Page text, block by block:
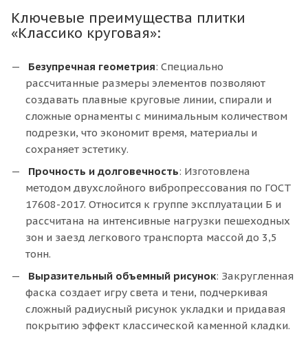
Ключевые преимущества плитки
«Классико круговая»:
Безупречная геометрия: Специально
рассчитанные размеры элементов позволяют
создавать плавные круговые линии, спирали и
сложные орнаменты с минимальным количеством
подрезки, что экономит время, материалы и
сохраняет эстетику.
Прочность и долговечность: Изготовлена
методом двухслойного вибропрессования по ГОСТ
17608-2017. Относится к группе эксплуатации Б и
рассчитана на интенсивные нагрузки пешеходных
зон и заезд легкового транспорта массой до 3,5
тонн.
Выразительный объемный рисунок: Закругленная
фаска создает игру света и тени, подчеркивая
сложный радиусный рисунок укладки и придавая
покрытию эффект классической каменной кладки.